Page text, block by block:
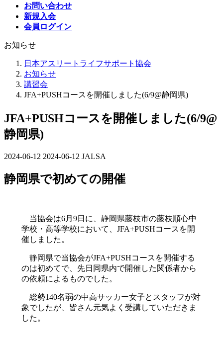
お問い合わせ
新規入会
会員ログイン
お知らせ
日本アスリートライフサポート協会
お知らせ
講習会
JFA+PUSHコースを開催しました(6/9@静岡県)
JFA+PUSHコースを開催しました(6/9@
静岡県)
2024-06-12 最
更
:
2024-06-12 JALSA
静岡県で初めての開催
当協会は6月9日に、静岡県藤枝市の藤枝順心中
学校・高等学校において、JFA+PUSHコースを開
催しました。
静岡県で当協会がJFA+PUSHコースを開催する
のは初めてで、先日同県内で開催した関係者から
の依頼によるものでした。
総勢140名弱の中高サッカー女子とスタッフが対
象でしたが、皆さん元気よく受講していただきま
した。